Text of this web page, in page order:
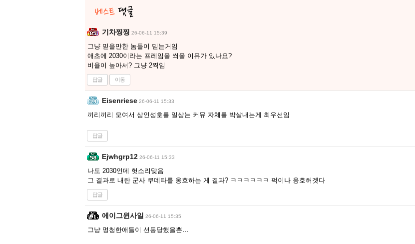
기차찡찡 26-06-11 15:39
그냥 믿을만한 놈들이 믿는거임
애초에 2030이라는 프레임을 씌울 이유가 있나요?
비율이 높아서? 그냥 2찍임
답글 이동
Eisenriese 26-06-11 15:33
끼리끼리 모여서 삼인성호를 일삼는 커뮤 자체를 박살내는게 최우선임
답글
Ejwhgrp12 26-06-11 15:33
나도 2030인데 헛소리맞음
그 결과로 내란 군사 쿠데타를 옹호하는 게 결과? ㅋㅋㅋㅋㅋㅋ 퍽이나 옹호허겟다
답글
에이그윈사일 26-06-11 15:35
그냥 멍청한애들이 선동당했을뿐…